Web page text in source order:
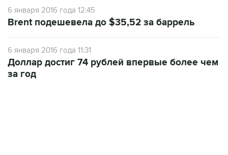
6 января 2016 года 12:45
Brent подешевела до $35,52 за баррель
6 января 2016 года 11:31
Доллар достиг 74 рублей впервые более чем
за год